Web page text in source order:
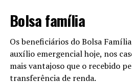
Bolsa família
Os beneficiários do Bolsa
auxílio emergencial hoje, nos
mais vantajoso que o recebido
transferência de renda.